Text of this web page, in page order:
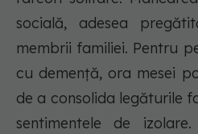
socială, adesea
membrii familiei. Pentru
cu demență, ora mesei
de a consolida legăturile
sentimentele de